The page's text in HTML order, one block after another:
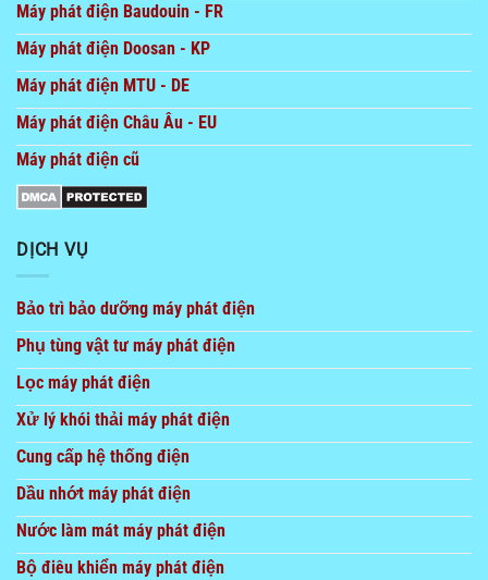
Máy phát điện Baudouin - FR
Máy phát điện Doosan - KP
Máy phát điện MTU - DE
Máy phát điện Châu Âu - EU
Máy phát điện cũ
DỊCH VỤ
Bảo trì bảo dưỡng máy phát điện
Phụ tùng vật tư máy phát điện
Lọc máy phát điện
Xử lý khói thải máy phát điện
Cung cấp hệ thống điện
Dầu nhớt máy phát điện
Nước làm mát máy phát điện
Bộ điêu khiển máy phát điện